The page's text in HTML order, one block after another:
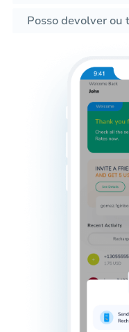
Posso devolver ou